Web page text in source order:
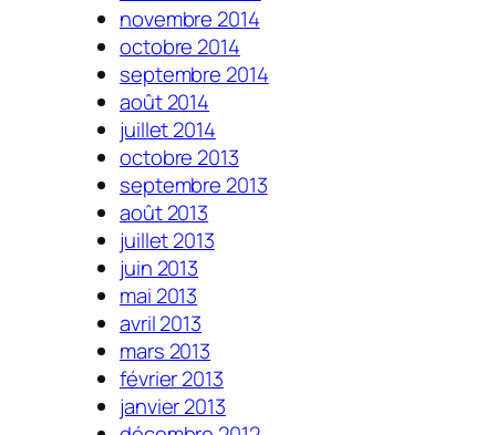
novembre 2014
octobre 2014
septembre 2014
août 2014
juillet 2014
octobre 2013
septembre 2013
août 2013
juillet 2013
juin 2013
mai 2013
avril 2013
mars 2013
février 2013
janvier 2013